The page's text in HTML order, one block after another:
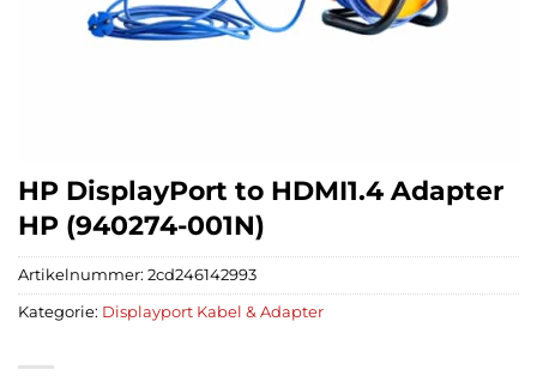
HP DisplayPort to HDMI1.4 Adapter
HP (940274-001N)
Artikelnummer: 2cd246142993
Kategorie: Displayport Kabel & Adapter